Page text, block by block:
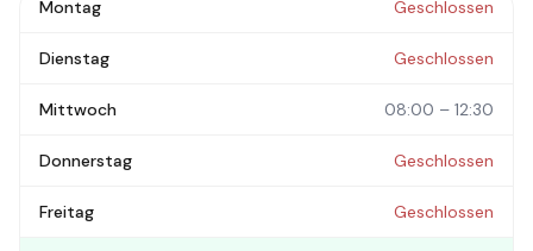
Montag Geschlossen
Dienstag Geschlossen
Mittwoch 08:00 – 12:30
Donnerstag Geschlossen
Freitag Geschlossen